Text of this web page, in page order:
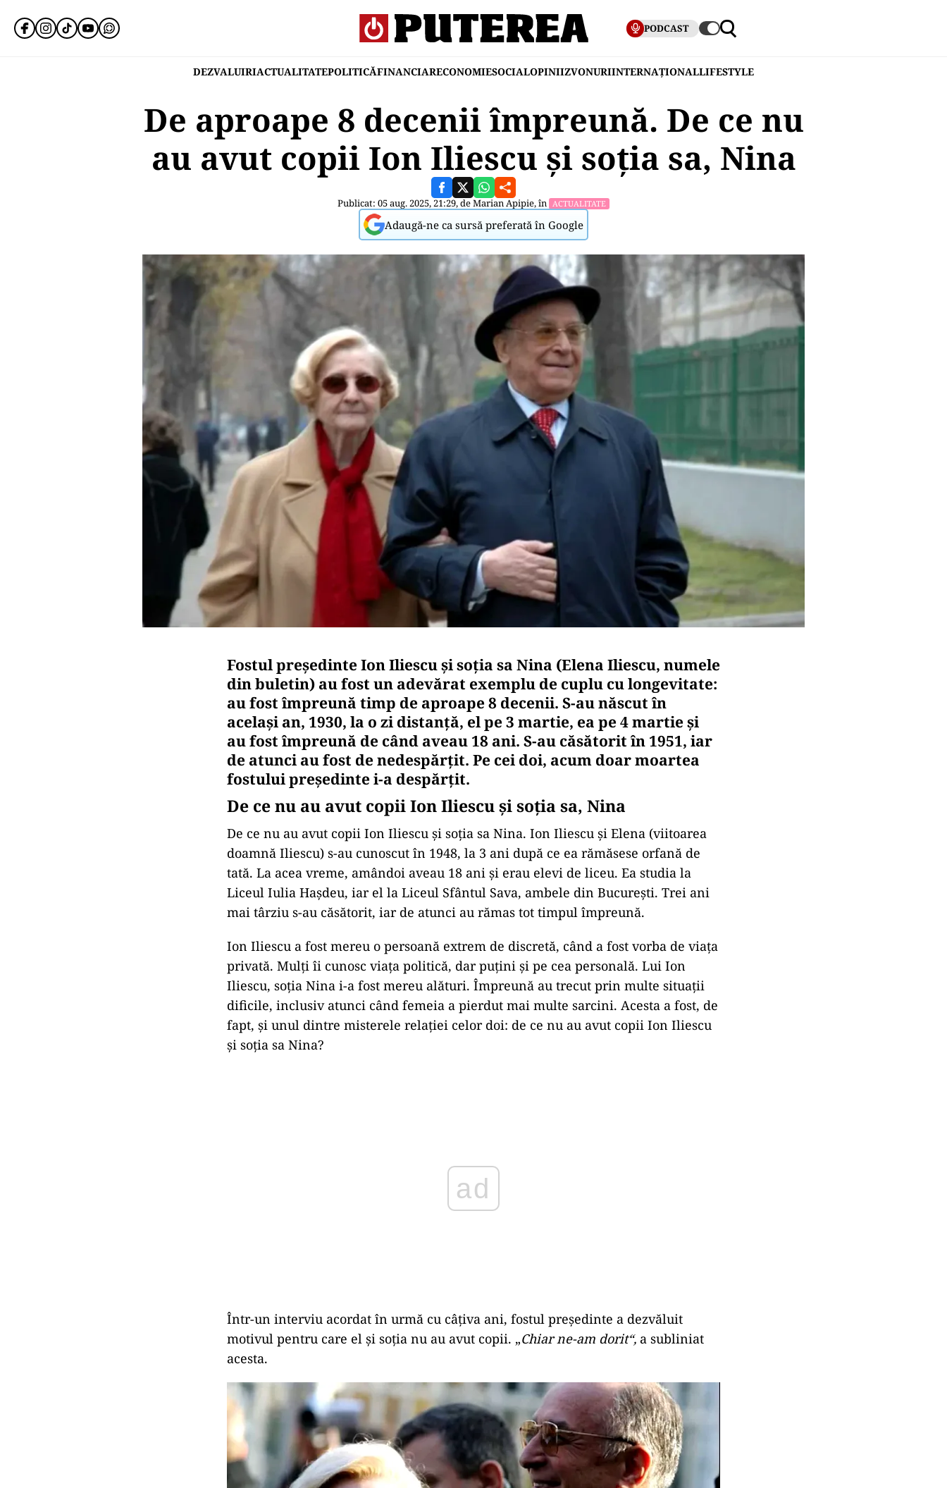
PODCAST
DEZVALUIRIACTUALITATEPOLITICĂFINANCIARECONOMIESOCIALOPINIIZVONURIINTERNAȚIONALLIFESTYLE
De aproape 8 decenii împreună. De ce nu
au avut copii Ion Iliescu și soția sa, Nina
Publicat: 05 aug. 2025, 21:29, deMarian Apipie, în ACTUALITATE
Adaugă-ne ca sursă preferată în Google
Fostul președinte Ion Iliescu și soția sa Nina (Elena Iliescu, numele
din buletin) au fost un adevărat exemplu de cuplu cu longevitate:
au fost împreună timp de aproape 8 decenii. S-au născut în
același an, 1930, la o zi distanță, el pe 3 martie, ea pe 4 martie și
au fost împreună de când aveau 18 ani. S-au căsătorit în 1951, iar
de atunci au fost de nedespărțit. Pe cei doi, acum doar moartea
fostului președinte i-a despărțit.
De ce nu au avut copii Ion Iliescu și soția sa, Nina
De ce nu au avut copii Ion Iliescu și soția sa Nina. Ion Iliescu și Elena (viitoarea
doamnă Iliescu) s-au cunoscut în 1948, la 3 ani după ce ea rămăsese orfană de
tată. La acea vreme, amândoi aveau 18 ani și erau elevi de liceu. Ea studia la
Liceul Iulia Hașdeu, iar el la Liceul Sfântul Sava, ambele din București. Trei ani
mai târziu s-au căsătorit, iar de atunci au rămas tot timpul împreună.
Ion Iliescu a fost mereu o persoană extrem de discretă, când a fost vorba de viața
privată. Mulți îi cunosc viața politică, dar puțini și pe cea personală. Lui Ion
Iliescu, soția Nina i-a fost mereu alături. Împreună au trecut prin multe situații
dificile, inclusiv atunci când femeia a pierdut mai multe sarcini. Acesta a fost, de
fapt, și unul dintre misterele relației celor doi: de ce nu au avut copii Ion Iliescu
și soția sa Nina?
Într-un interviu acordat în urmă cu câțiva ani, fostul președinte a dezvăluit
motivul pentru care el și soția nu au avut copii. „Chiar ne-am dorit“, a subliniat
acesta.